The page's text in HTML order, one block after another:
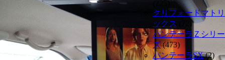
クリフォードマトリ
ックス
パンテーラＺシリー
ズ(473)
パンテーラSX(2)